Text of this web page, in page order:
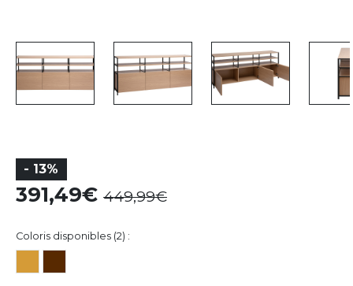
- 13%
391,49 449,99
Coloris disponibles (2) :